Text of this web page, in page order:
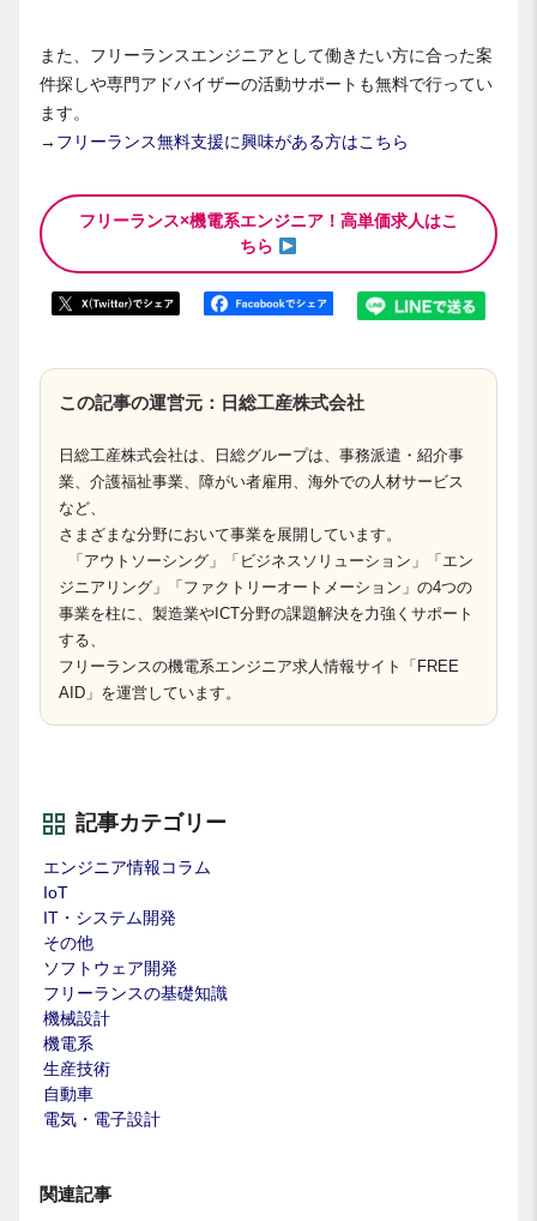
また、フリーランスエンジニアとして働きたい方に合った案
件探しや専門アドバイザーの活動サポートも無料で行ってい
ます。
→ フリーランス無料支援に興味がある方はこちら
フリーランス×機電系エンジニア！高単価求人はこ
ちら
この記事の運営元：日総工産株式会社
日総工産株式会社は、日総グループは、事務派遣・紹介事
業、介護福祉事業、障がい者雇用、海外での人材サービス
など、
さまざまな分野において事業を展開しています。
「アウトソーシング」「ビジネスソリューション」「エン
ジニアリング」「ファクトリーオートメーション」の4つの
事業を柱に、製造業やICT分野の課題解決を力強くサポート
する、
フリーランスの機電系エンジニア求人情報サイト「FREE
AID」を運営しています。
記事カテゴリー
エンジニア情報コラム
IoT
IT・システム開発
その他
ソフトウェア開発
フリーランスの基礎知識
機械設計
機電系
生産技術
自動車
電気・電子設計
関連記事